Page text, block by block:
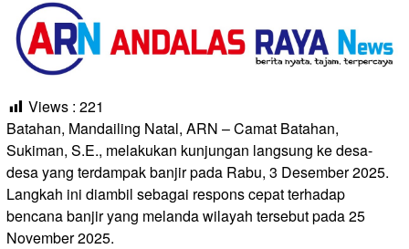
Views : 221
Batahan, Mandailing Natal, ARN – Camat Batahan,
Sukiman, S.E., melakukan kunjungan langsung ke desa-
desa yang terdampak banjir pada Rabu, 3 Desember 2025.
Langkah ini diambil sebagai respons cepat terhadap
bencana banjir yang melanda wilayah tersebut pada 25
November 2025.